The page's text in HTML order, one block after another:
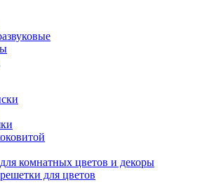
комнатных цветов и декоры
для цветов